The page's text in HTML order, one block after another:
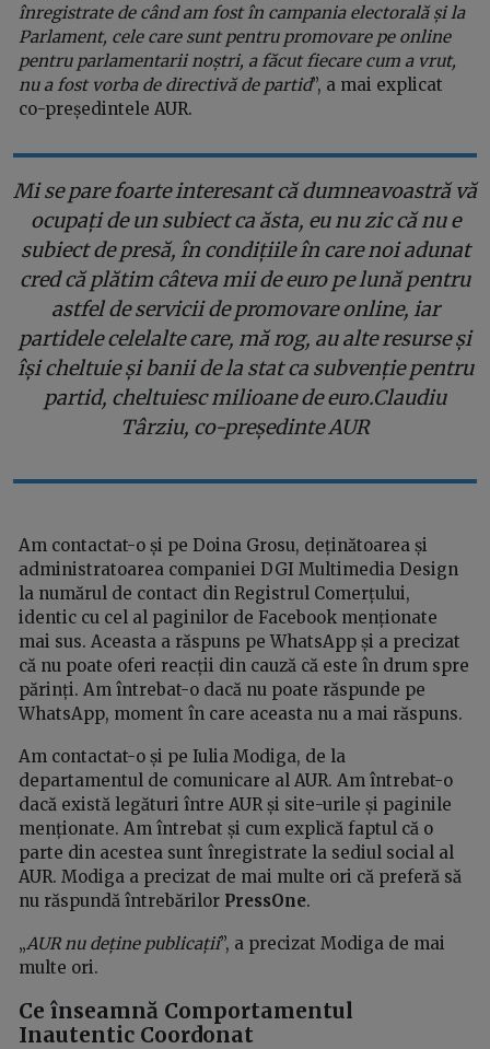
înregistrate de când am fost în campania electorală și la
Parlament, cele care sunt pentru promovare pe online
pentru parlamentarii noștri, a făcut fiecare cum a vrut,
nu a fost vorba de directivă de partid”, a mai explicat
co-președintele AUR.
Mi se pare foarte interesant că dumneavoastră vă
ocupați de un subiect ca ăsta, eu nu zic că nu e
subiect de presă, în condițiile în care noi adunat
cred că plătim câteva mii de euro pe lună pentru
astfel de servicii de promovare online, iar
partidele celelalte care, mă rog, au alte resurse și
își cheltuie și banii de la stat ca subvenție pentru
partid, cheltuiesc milioane de euro.Claudiu
Târziu, co-președinte AUR
Am contactat-o și pe Doina Grosu, deținătoarea și
administratoarea companiei DGI Multimedia Design
la numărul de contact din Registrul Comerțului,
identic cu cel al paginilor de Facebook menționate
mai sus. Aceasta a răspuns pe WhatsApp și a precizat
că nu poate oferi reacții din cauză că este în drum spre
părinți. Am întrebat-o dacă nu poate răspunde pe
WhatsApp, moment în care aceasta nu a mai răspuns.
Am contactat-o și pe Iulia Modiga, de la
departamentul de comunicare al AUR. Am întrebat-o
dacă există legături între AUR și site-urile și paginile
menționate. Am întrebat și cum explică faptul că o
parte din acestea sunt înregistrate la sediul social al
AUR. Modiga a precizat de mai multe ori că preferă să
nu răspundă întrebărilor PressOne.
„AUR nu deține publicații”, a precizat Modiga de mai
multe ori.
Ce înseamnă Comportamentul
Inautentic Coordonat